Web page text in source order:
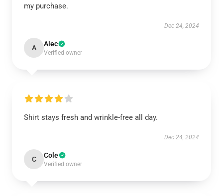
my purchase.
Dec 24, 2024
A Alec
Verified owner
Shirt stays fresh and wrinkle-free all day.
Dec 24, 2024
C Cole
Verified owner